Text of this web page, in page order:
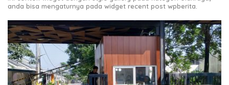
anda bisa mengaturnya pada widget recent post wpberita.